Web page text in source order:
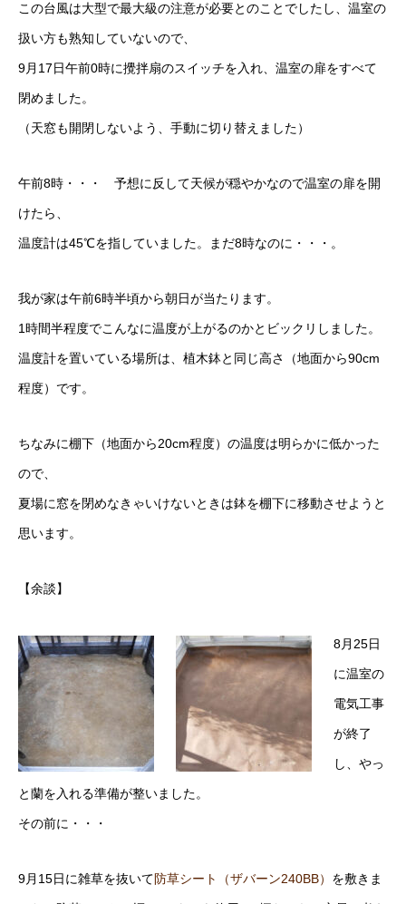
この台風は大型で最大級の注意が必要とのことでしたし、温室の
扱い方も熟知していないので、
9月17日午前0時に攪拌扇のスイッチを入れ、温室の扉をすべて
閉めました。
（天窓も開閉しないよう、手動に切り替えました）
午前8時・・・ 予想に反して天候が穏やかなので温室の扉を開
けたら、
温度計は45℃を指していました。まだ8時なのに・・・。
我が家は午前6時半頃から朝日が当たります。
1時間半程度でこんなに温度が上がるのかとビックリしました。
温度計を置いている場所は、植木鉢と同じ高さ（地面から90cm
程度）です。
ちなみに棚下（地面から20cm程度）の温度は明らかに低かった
ので、
夏場に窓を閉めなきゃいけないときは鉢を棚下に移動させようと
思います。
【余談】
8月25日
に温室の
電気工事
が終了
し、やっ
と蘭を入れる準備が整いました。
その前に・・・
9月15日に雑草を抜いて防草シート（ザバーン240BB） を敷きま